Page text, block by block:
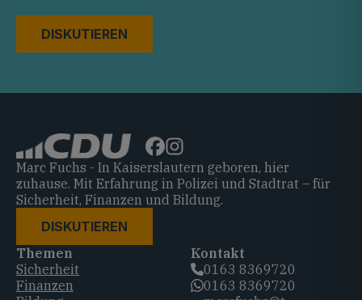
DISKUTIEREN
Marc Fuchs - In Kaiserslautern geboren, hier
zuhause. Mit Erfahrung in Polizei und Stadtrat – für
Sicherheit, Finanzen und Bildung.
DISKUTIEREN
Themen
Sicherheit
Finanzen
Kontakt
0163 8369720‬
0163 8369720‬